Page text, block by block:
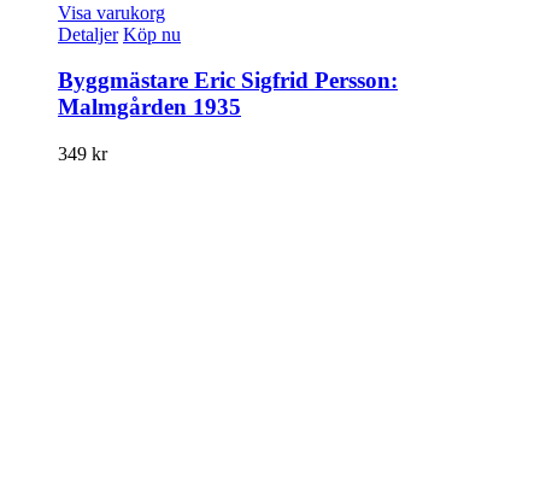
Visa varukorg
Detaljer Köp nu
Byggmästare Eric Sigfrid Persson:
Malmgården 1935
349 kr